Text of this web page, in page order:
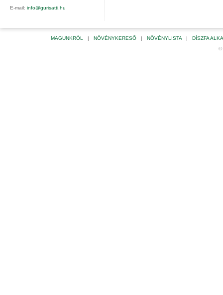
E-mail: info@gurisatti.hu
MAGUNKRÓL | NÖVÉNYKERESŐ | NÖVÉNYLISTA |
DÍSZFA
©